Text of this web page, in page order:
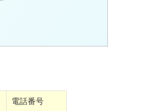
電話番号